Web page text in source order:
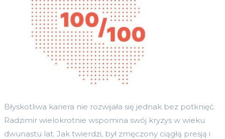
Błyskotliwa kariera nie rozwijała się jednak bez potknięć.
Radzimir wielokrotnie wspomina swój kryzys w wieku
dwunastu lat. Jak twierdzi, był zmęczony ciągłą presją i